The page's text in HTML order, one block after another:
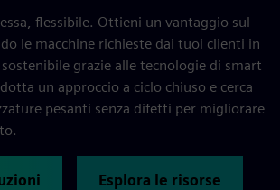
flessibile. Ottieni un vantaggio sul
le macchine richieste dai tuoi clienti in
grazie alle tecnologie di smart
un approccio a ciclo chiuso e cerca
pesanti senza difetti per migliorare
Esplora le risorse